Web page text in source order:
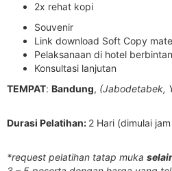
2x rehat kopi
Souvenir
Link download Soft Copy
Pelaksanaan di hotel
Konsultasi lanjutan
TEMPAT: Bandung, (Jabodetabek,
Durasi Pelatihan: 2 Hari (dimulai
*request pelatihan tatap muka